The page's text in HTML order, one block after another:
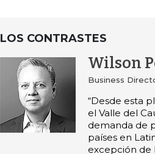
LOS CONTRASTES
Wilson
Business
“Desde esta
el Valle del
demanda de
países en
excepción de